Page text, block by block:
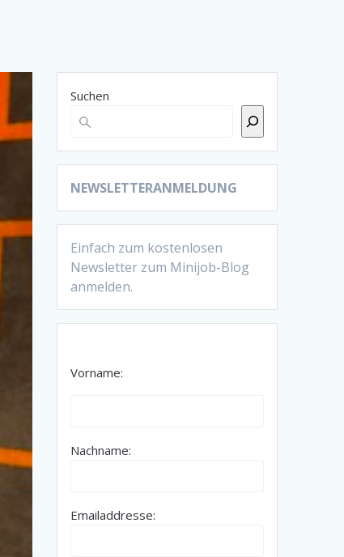
Suchen
NEWSLETTERANMELDUNG
Einfach zum kostenlosen
Newsletter zum Minijob-Blog
anmelden.
Vorname:
Nachname:
Emailaddresse: